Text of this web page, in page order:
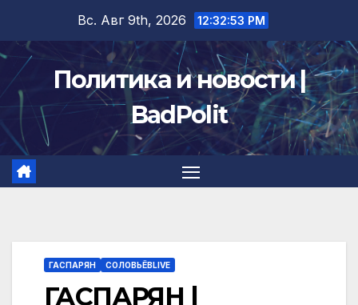
содержимому
Вс. Авг 9th, 2026 12:32:53 PM
Политика и новости |
BadPolit
ГАСПАРЯН СОЛОВЬЁВLIVE
ГАСПАРЯН |